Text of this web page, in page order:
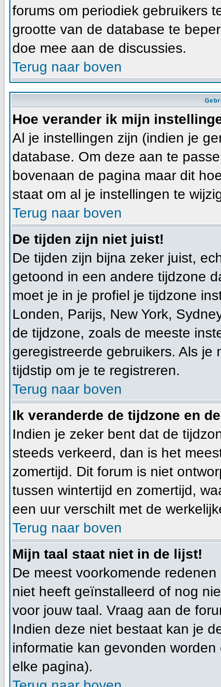
forums om periodiek gebruikers
grootte van de database te
doe mee aan de discussies.
Terug naar boven
Hoe verander ik mijn
Al je instellingen zijn (indien je
database. Om deze aan te
bovenaan de pagina maar dit
staat om al je instellingen te
Terug naar boven
De tijden zijn niet juist!
De tijden zijn bijna zeker juist,
getoond in een andere tijdzone
moet je in je profiel je tijdzone
Londen, Parijs, New York,
de tijdzone, zoals de meeste
geregistreerde gebruikers. Als
tijdstip om je te registreren.
Terug naar boven
Ik veranderde de tijdzone en
Indien je zeker bent dat de
steeds verkeerd, dan is het
zomertijd. Dit forum is niet
tussen wintertijd en zomertijd,
een uur verschilt met de
Terug naar boven
Mijn taal staat niet in de lijst!
De meest voorkomende
niet heeft geïnstalleerd of nog
voor jouw taal. Vraag aan de
Indien deze niet bestaat kan je
informatie kan gevonden
elke pagina).